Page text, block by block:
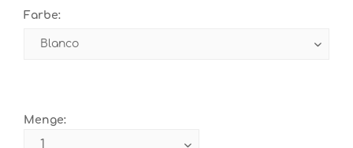
Farbe:
Menge: